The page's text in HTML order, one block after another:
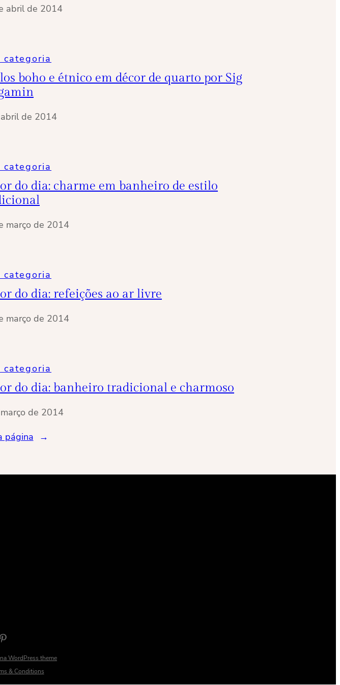
abril de 2014
categoria
boho e étnico em décor de quarto por Sig
de 2014
categoria
do dia: charme em banheiro de estilo
março de 2014
categoria
do dia: refeições ao ar livre
março de 2014
categoria
do dia: banheiro tradicional e charmoso
de 2014
página →
Pinterest
WordPress theme
& Conditions